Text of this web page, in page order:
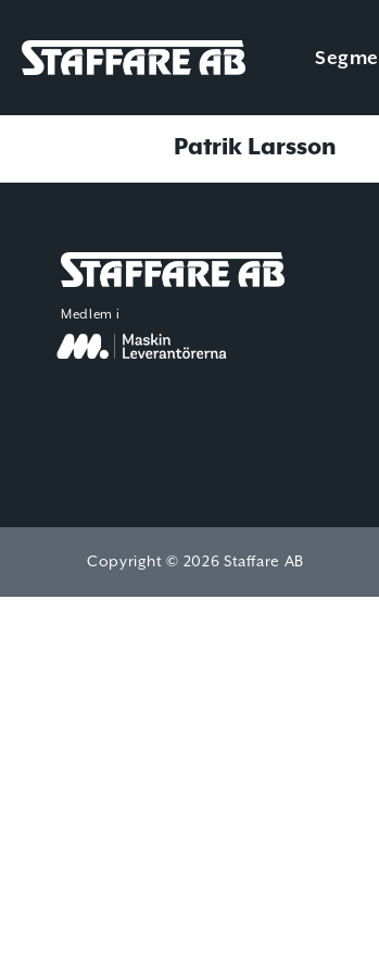
Staffare AB
Patrik Larsson
Staffare AB
Medlem i
Copyright © 2026 Staffare AB